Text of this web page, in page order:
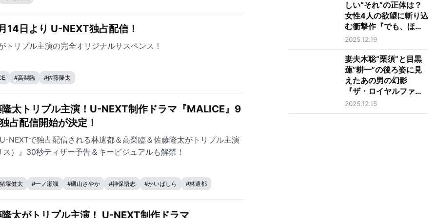
14日より U-NEXT独占配信！
トリプル主演の完全オリジナルサスペンス！
#高梨臨 #佐藤隆太
太トリプル主演！U-NEXT制作ドラマ『MALICE』9
占配信開始が決定！
NEXTで独占配信される林遣都＆高梨臨＆佐藤隆太がトリプル主演
）』30秒ティザー予告＆キービジュアルも解禁！
塚健太 #一ノ瀬颯 #磯山さやか #神保悟志 #かいばしら #林遣都
太がトリプル主演！ U-NEXT制作ドラマ
しい“それ”の正体は？
女性4人の欲望に斬り込
む衝撃作『でも、ほし
い』山下紘加インタビ
ュー
2025.12.19
妻夫木聡“栗須”と目黒
蓮“耕一”の後ろ姿に見
えたあの男の幻影
『ザ・ロイヤルファミ
リー』最終話
2025.12.15